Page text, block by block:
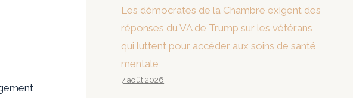
Les démocrates de la Chambre exigent des
réponses du VA de Trump sur les vétérans
qui luttent pour accéder aux soins de santé
mentale
7 août 2026